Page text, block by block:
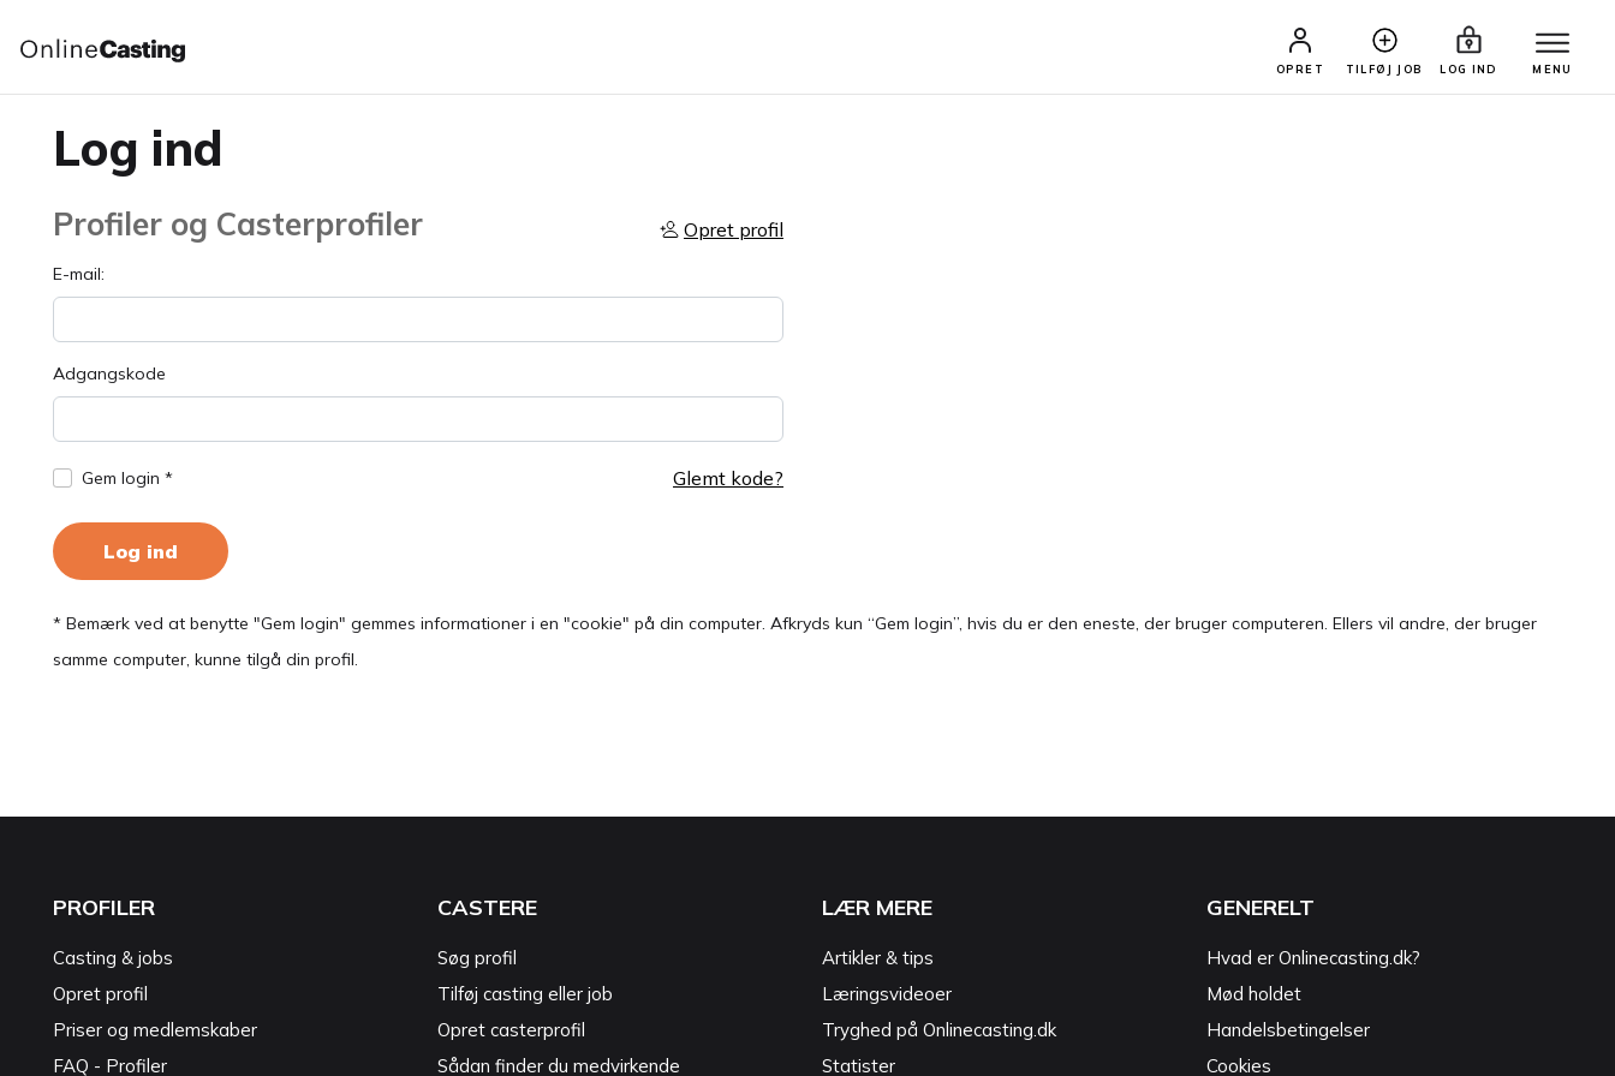
OPRET TILFØJ JOB LOG IND MENU
Log ind
Profiler og Casterprofiler Opret profil
E-mail:
Adgangskode
Gem login * Glemt kode?
Log ind
* Bemærk ved at benytte "Gem login" gemmes informationer i en "cookie" på din computer. Afkryds kun “Gem login”, hvis du er den eneste, der bruger computeren. Ellers vil andre, der bruger
samme computer, kunne tilgå din profil.
PROFILER
Casting & jobs
Opret profil
Priser og medlemskaber
FAQ - Profiler
CASTERE
Søg profil
Tilføj casting eller job
Opret casterprofil
Sådan finder du medvirkende
LÆR MERE
Artikler & tips
Læringsvideoer
Tryghed på Onlinecasting.dk
Statister
GENERELT
Hvad er Onlinecasting.dk?
Mød holdet
Handelsbetingelser
Cookies